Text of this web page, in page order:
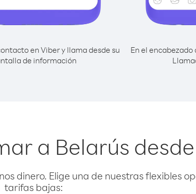
en Viber y llama desde su
de información
En el
a Belarús
dinero. Elige una de nuestras flexibles
tarifas bajas: